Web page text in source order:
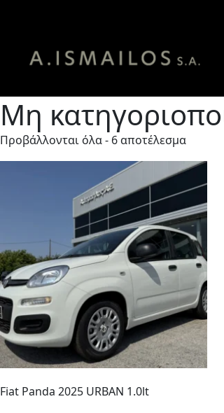
Μη
Προβάλλονται όλα - 6 αποτέλεσμα
Fiat Panda 2025 URBAN 1.0lt